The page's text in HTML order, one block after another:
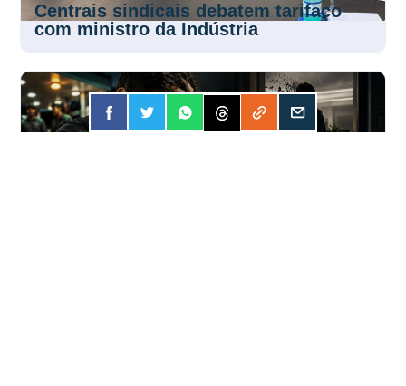
Centrais sindicais debatem tarifaço
com ministro da Indústria